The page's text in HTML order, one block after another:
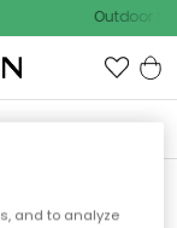
Outdoor
and to analyze